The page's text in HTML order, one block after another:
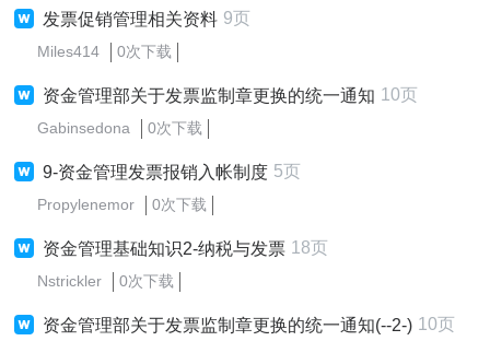
发票促销管理相关资料 9页
Miles414 0次下载
资金管理部关于发票监制章更换的统一通知 10页
Gabinsedona 0次下载
9-资金管理发票报销入帐制度 5页
Propylenemor 0次下载
资金管理基础知识2-纳税与发票 18页
Nstrickler 0次下载
资金管理部关于发票监制章更换的统一通知(--2-) 10页